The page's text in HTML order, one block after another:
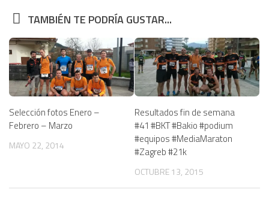
TAMBIÉN TE PODRÍA GUSTAR...
Selección fotos Enero –
Febrero – Marzo
MAYO 22, 2014
Resultados fin de semana
#41 #BKT #Bakio #podium
#equipos #MediaMaraton
#Zagreb #21k
OCTUBRE 13, 2015